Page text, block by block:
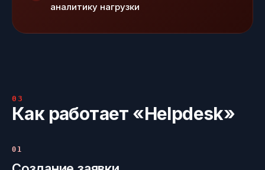
аналитику нагрузки
03
Как работает «Helpdesk»
01